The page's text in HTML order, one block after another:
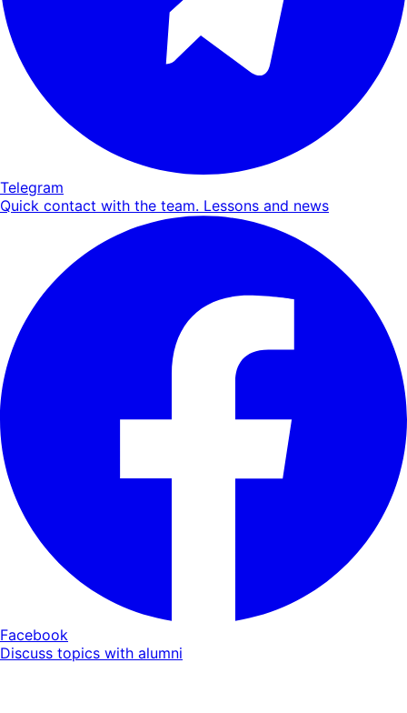
Telegram
Quick contact with the team. Lessons and news
Facebook
Discuss topics with alumni